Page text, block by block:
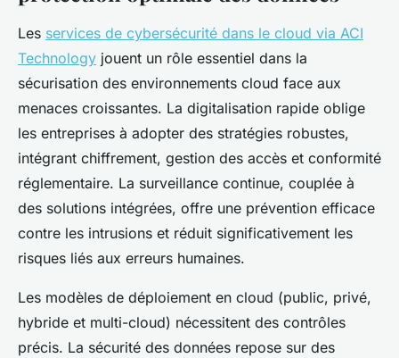
Les services de cybersécurité dans le cloud via ACI
Technology jouent un rôle essentiel dans la
sécurisation des environnements cloud face aux
menaces croissantes. La digitalisation rapide oblige
les entreprises à adopter des stratégies robustes,
intégrant chiffrement, gestion des accès et conformité
réglementaire. La surveillance continue, couplée à
des solutions intégrées, offre une prévention efficace
contre les intrusions et réduit significativement les
risques liés aux erreurs humaines.
Les modèles de déploiement en cloud (public, privé,
hybride et multi-cloud) nécessitent des contrôles
précis. La sécurité des données repose sur des